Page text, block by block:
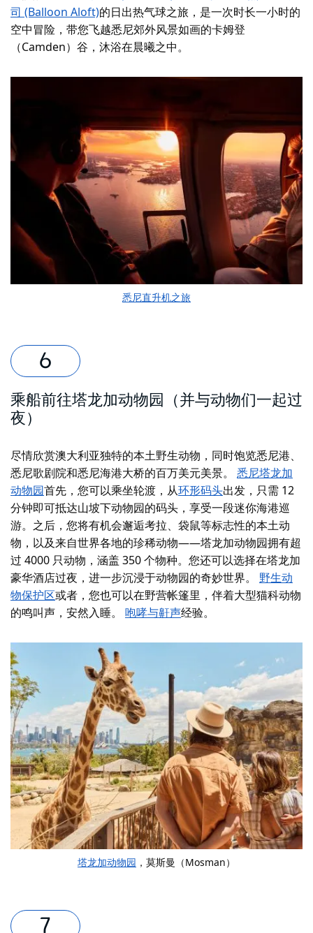
司 (Balloon Aloft)的日出热气球之旅，是一次时长一小时的
空中冒险，带您飞越悉尼郊外风景如画的卡姆登
（Camden）谷，沐浴在晨曦之中。
悉尼直升机之旅
乘船前往塔龙加动物园（并与动物们一起过
夜）
尽情欣赏澳大利亚独特的本土野生动物，同时饱览悉尼港、
悉尼歌剧院和悉尼海港大桥的百万美元美景。
悉尼塔龙加
动物园首先，您可以乘坐轮渡，从环形码头出发，只需 12
分钟即可抵达山坡下动物园的码头，享受一段迷你海港巡
游。之后，您将有机会邂逅考拉、袋鼠等标志性的本土动
物，以及来自世界各地的珍稀动物——塔龙加动物园拥有超
过 4000 只动物，涵盖 350 个物种。您还可以选择在塔龙加
豪华酒店过夜，进一步沉浸于动物园的奇妙世界。
野生动
物保护区或者，您也可以在野营帐篷里，伴着大型猫科动物
的鸣叫声，安然入睡。
咆哮与鼾声经验。
塔龙加动物园 ，莫斯曼（Mosman）